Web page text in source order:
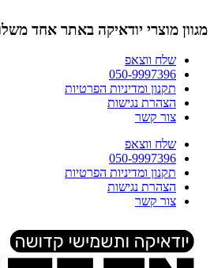
לתוכן
מגוון מוצרי יודאיקה באתר אחד משלוח
שלח ווצאפ
050-9997396
תקנון ומדיניות הפרטיות
הצהרת נגישות
צור קשר
שלח ווצאפ
050-9997396
תקנון ומדיניות הפרטיות
הצהרת נגישות
צור קשר